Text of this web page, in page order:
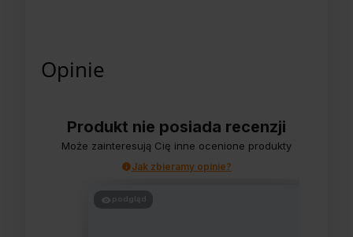
Opinie
Produkt nie posiada recenzji
Może zainteresują Cię inne ocenione produkty
Jak zbieramy opinie?
podgląd